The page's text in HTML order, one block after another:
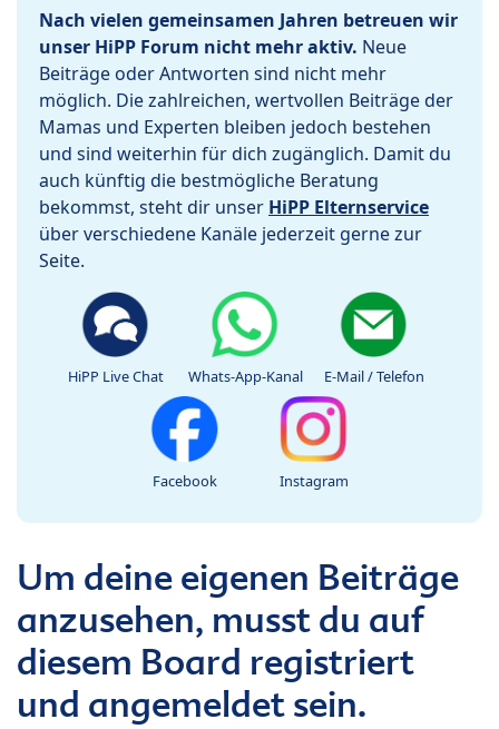
Nach vielen gemeinsamen Jahren betreuen wir
unser HiPP Forum nicht mehr aktiv. Neue
Beiträge oder Antworten sind nicht mehr
möglich. Die zahlreichen, wertvollen Beiträge der
Mamas und Experten bleiben jedoch bestehen
und sind weiterhin für dich zugänglich. Damit du
auch künftig die bestmögliche Beratung
bekommst, steht dir unser HiPP Elternservice
über verschiedene Kanäle jederzeit gerne zur
Seite.
HiPP Live Chat Whats-App-Kanal E-Mail / Telefon
Facebook Instagram
Um deine eigenen Beiträge
anzusehen, musst du auf
diesem Board registriert
und angemeldet sein.